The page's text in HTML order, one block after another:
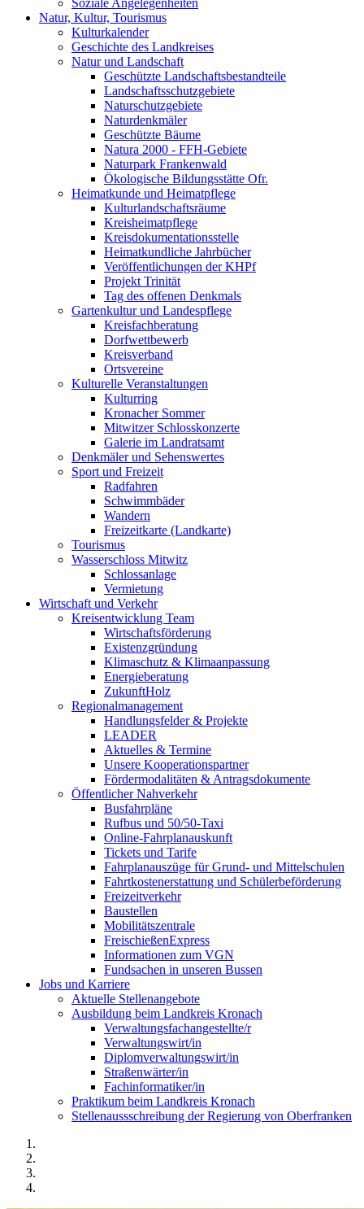
Soziale Angelegenheiten
Natur, Kultur, Tourismus
Kulturkalender
Geschichte des Landkreises
Natur und Landschaft
Geschützte Landschaftsbestandteile
Landschaftsschutzgebiete
Naturschutzgebiete
Naturdenkmäler
Geschützte Bäume
Natura 2000 - FFH-Gebiete
Naturpark Frankenwald
Ökologische Bildungsstätte Ofr.
Heimatkunde und Heimatpflege
Kulturlandschaftsräume
Kreisheimatpflege
Kreisdokumentationsstelle
Heimatkundliche Jahrbücher
Veröffentlichungen der KHPf
Projekt Trinität
Tag des offenen Denkmals
Gartenkultur und Landespflege
Kreisfachberatung
Dorfwettbewerb
Kreisverband
Ortsvereine
Kulturelle Veranstaltungen
Kulturring
Kronacher Sommer
Mitwitzer Schlosskonzerte
Galerie im Landratsamt
Denkmäler und Sehenswertes
Sport und Freizeit
Radfahren
Schwimmbäder
Wandern
Freizeitkarte (Landkarte)
Tourismus
Wasserschloss Mitwitz
Schlossanlage
Vermietung
Wirtschaft und Verkehr
Kreisentwicklung Team
Wirtschaftsförderung
Existenzgründung
Klimaschutz & Klimaanpassung
Energieberatung
ZukunftHolz
Regionalmanagement
Handlungsfelder & Projekte
LEADER
Aktuelles & Termine
Unsere Kooperationspartner
Fördermodalitäten & Antragsdokumente
Öffentlicher Nahverkehr
Busfahrpläne
Rufbus und 50/50-Taxi
Online-Fahrplanauskunft
Tickets und Tarife
Fahrplanauszüge für Grund- und Mittelschulen
Fahrtkostenerstattung und Schülerbeförderung
Freizeitverkehr
Baustellen
Mobilitätszentrale
FreischießenExpress
Informationen zum VGN
Fundsachen in unseren Bussen
Jobs und Karriere
Aktuelle Stellenangebote
Ausbildung beim Landkreis Kronach
Verwaltungsfachangestellte/r
Verwaltungswirt/in
Diplomverwaltungswirt/in
Straßenwärter/in
Fachinformatiker/in
Praktikum beim Landkreis Kronach
Stellenaussschreibung der Regierung von Oberfranken